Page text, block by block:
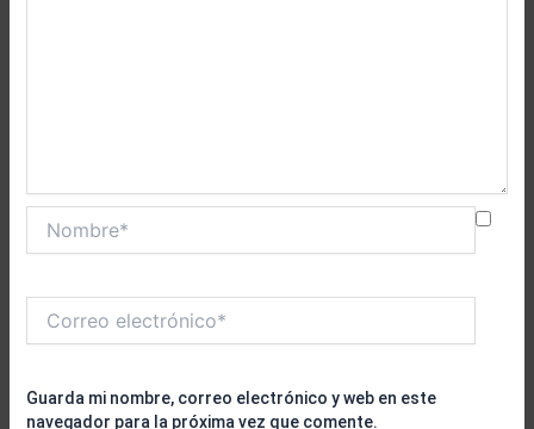
electrónico*
Guarda mi nombre, correo electrónico y web en este
navegador para la próxima vez que comente.